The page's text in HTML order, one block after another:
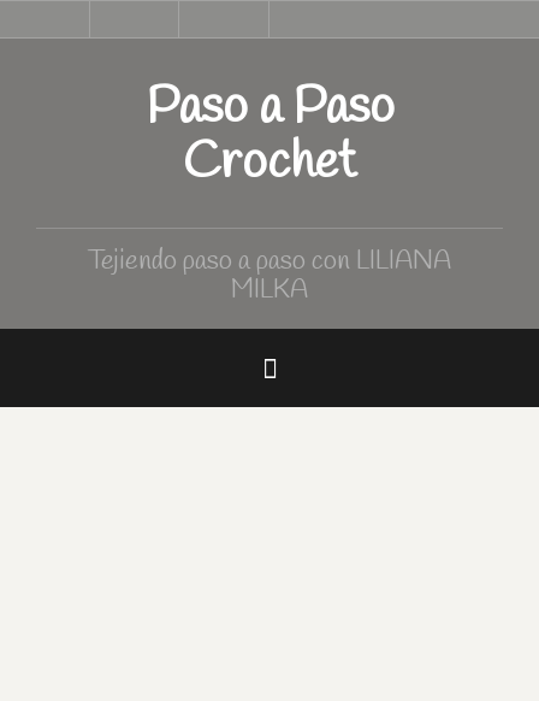
Paso a Paso
Crochet
Tejiendo paso a paso con LILIANA
MILKA